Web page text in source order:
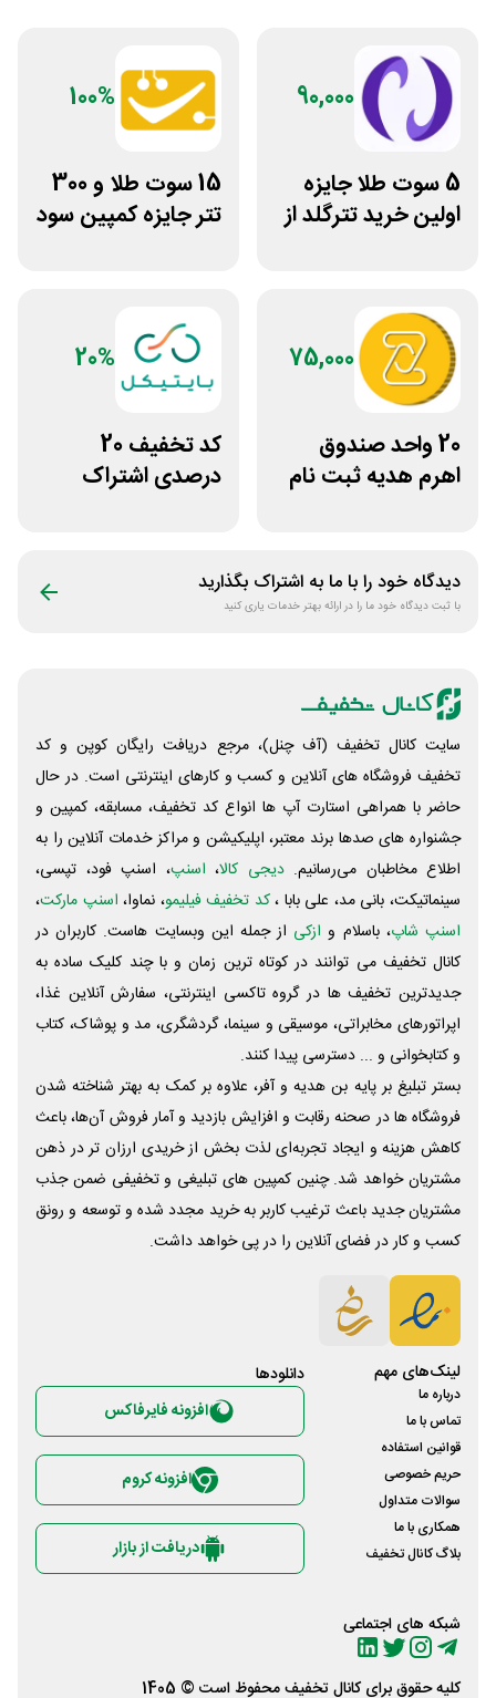
90,000
5 سوت طلا جایزه
اولین خرید تترگلد از
100%
15 سوت طلا و 300
تتر جایزه کمپین سود
75,000
20 واحد صندوق
اهرم هدیه ثبت نام
20%
کد تخفیف 20
درصدی اشتراک
دیدگاه خود را با ما به اشتراک بگذارید
با ثبت دیدگاه خود ما را در ارائه بهتر خدمات یاری کنید
سایت کانال تخفیف (آف چنل)، مرجع دریافت رایگان کوپن و کد
تخفیف فروشگاه های آنلاین و کسب و‌ کارهای اینترنتی است. در حال
حاضر با همراهی استارت آپ ها انواع کد تخفیف، مسابقه، کمپین و
جشنواره های صدها برند معتبر، اپلیکیشن و مراکز خدمات آنلاین را به
اطلاع مخاطبان می‌رسانیم. دیجی کالا، اسنپ، اسنپ فود، تپسی،
سینماتیکت، بانی مد، علی‌ بابا ،کد تخفیف فیلیمو، نماوا، اسنپ مارکت،
اسنپ شاپ، باسلام و ازکی از جمله این وبسایت ‌هاست. کاربران در
کانال تخفیف می توانند در کوتاه ترین زمان و با چند کلیک ساده به
جدیدترین تخفیف ها در گروه تاکسی اینترنتی، سفارش آنلاین غذا،
اپراتورهای مخابراتی، موسیقی و سینما، گردشگری، مد و پوشاک، کتاب
و کتابخوانی و ... دسترسی پیدا کنند.
بستر تبلیغ بر پایه بن هدیه و آفر، علاوه بر کمک به بهتر شناخته شدن
فروشگاه ها در صحنه رقابت و افزایش بازدید و آمار فروش آن‌ها، باعث
کاهش هزینه و ایجاد تجربه‌ای لذت بخش از خریدی ارزان تر در ذهن
مشتریان خواهد شد. چنین کمپین های تبلیغی و تخفیفی ضمن جذب
مشتریان جدید باعث ترغیب کاربر به خرید مجدد شده و توسعه و رونق
کسب و کار در فضای آنلاین را در پی خواهد داشت.
لینک‌های مهم
درباره ما
تماس با ما
قوانین استفاده
حریم خصوصی
سوالات متداول
همکاری با ما
بلاگ کانال تخفیف
شبکه های اجتماعی
دانلود‌ها
افزونه فایرفاکس
افزونه کروم
دریافت از بازار
کلیه حقوق برای کانال تخفیفمحفوظ است © 1405